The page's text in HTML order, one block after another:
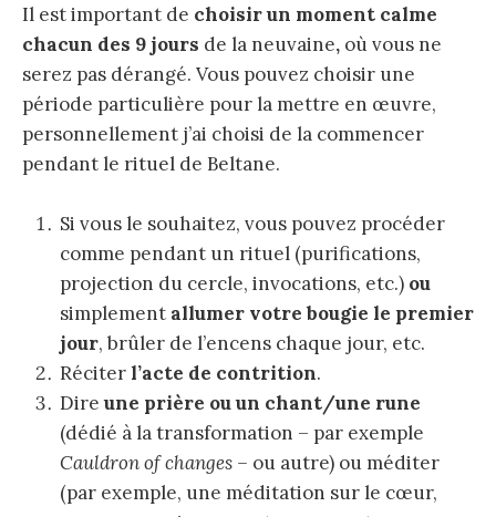
Il est important de choisir un moment calme
chacun des 9 jours de la neuvaine, où vous ne
serez pas dérangé. Vous pouvez choisir une
période particulière pour la mettre en œuvre,
personnellement j’ai choisi de la commencer
pendant le rituel de Beltane.
Si vous le souhaitez, vous pouvez procéder
comme pendant un rituel (purifications,
projection du cercle, invocations, etc.) ou
simplement allumer votre bougie le premier
jour, brûler de l’encens chaque jour, etc.
Réciter l’acte de contrition.
Direune prière ou un chant/une rune
(dédié à la transformation – par exemple
Cauldron of changes – ou autre) ou méditer
(par exemple, une méditation sur le cœur,